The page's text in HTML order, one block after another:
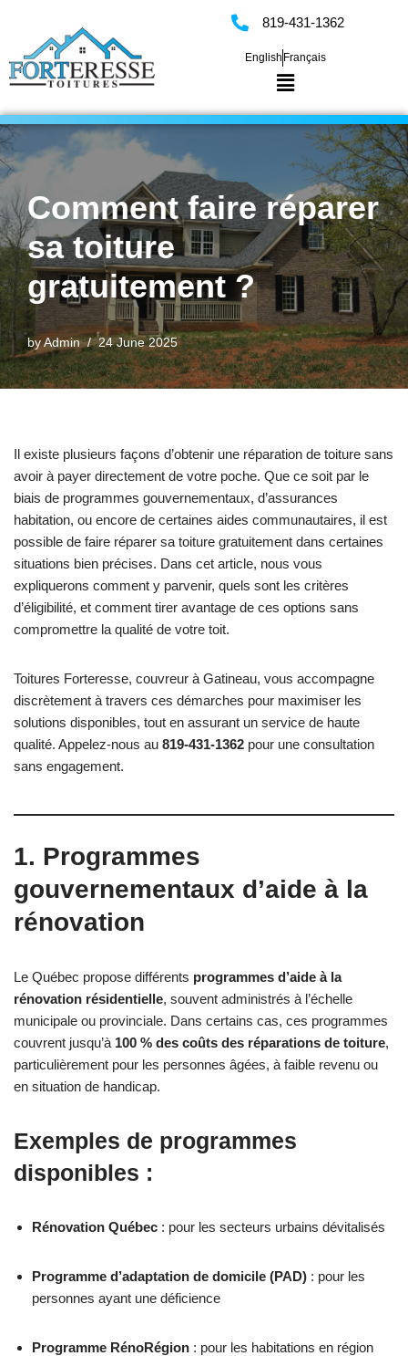
Skip
to
content
819-431-1362
English Français
Comment faire réparer
sa toiture
gratuitement ?
by Admin 24 June 2025
Il existe plusieurs façons d’obtenir une réparation de toiture sans
avoir à payer directement de votre poche. Que ce soit par le
biais de programmes gouvernementaux, d’assurances
habitation, ou encore de certaines aides communautaires, il est
possible de faire réparer sa toiture gratuitement dans certaines
situations bien précises. Dans cet article, nous vous
expliquerons comment y parvenir, quels sont les critères
d’éligibilité, et comment tirer avantage de ces options sans
compromettre la qualité de votre toit.
Toitures Forteresse, couvreur à Gatineau, vous accompagne
discrètement à travers ces démarches pour maximiser les
solutions disponibles, tout en assurant un service de haute
qualité. Appelez-nous au 819-431-1362 pour une consultation
sans engagement.
1. Programmes
gouvernementaux d’aide à la
rénovation
Le Québec propose différents programmes d’aide à la
rénovation résidentielle, souvent administrés à l’échelle
municipale ou provinciale. Dans certains cas, ces programmes
couvrent jusqu’à 100 % des coûts des réparations de toiture,
particulièrement pour les personnes âgées, à faible revenu ou
en situation de handicap.
Exemples de programmes
disponibles :
Rénovation Québec : pour les secteurs urbains dévitalisés
Programme d’adaptation de domicile (PAD) : pour les
personnes ayant une déficience
Programme RénoRégion : pour les habitations en région